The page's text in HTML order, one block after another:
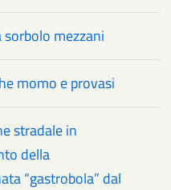
mezzani
momo e provasi
stradale in
della
“gastrobola” dal